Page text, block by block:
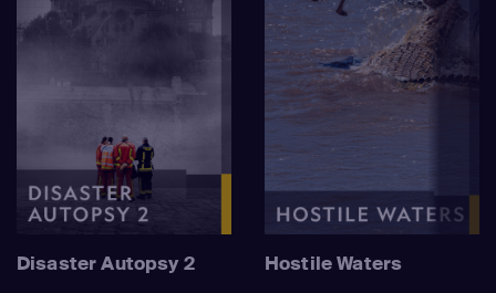
Disaster Autopsy 2 Hostile Waters